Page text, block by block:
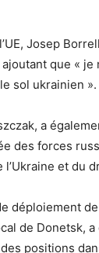
Josep
que « je
sol ukrainien ».
a
des forces
et du
déploiement
de Donetsk,
positions